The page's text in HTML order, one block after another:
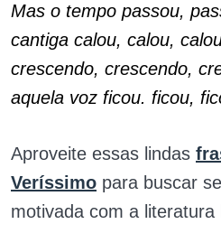
Mas o tempo passou,
cantiga calou, calou,
crescendo, crescendo,
aquela voz ficou. ficou,
Aproveite essas lindas
Veríssimo para buscar
motivada com a literatura